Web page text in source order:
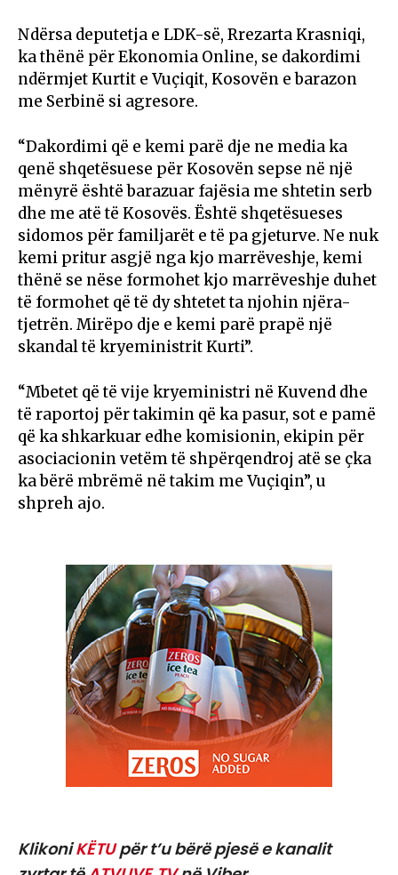
Ndërsa deputetja e LDK-së, Rrezarta Krasniqi,
ka thënë për Ekonomia Online, se dakordimi
ndërmjet Kurtit e Vuçiqit, Kosovën e barazon
me Serbinë si agresore.
“Dakordimi që e kemi parë dje ne media ka
qenë shqetësuese për Kosovën sepse në një
mënyrë është barazuar fajësia me shtetin serb
dhe me atë të Kosovës. Është shqetësueses
sidomos për familjarët e të pa gjeturve. Ne nuk
kemi pritur asgjë nga kjo marrëveshje, kemi
thënë se nëse formohet kjo marrëveshje duhet
të formohet që të dy shtetet ta njohin njëra-
tjetrën. Mirëpo dje e kemi parë prapë një
skandal të kryeministrit Kurti”.
“Mbetet që të vije kryeministri në Kuvend dhe
të raportoj për takimin që ka pasur, sot e pamë
që ka shkarkuar edhe komisionin, ekipin për
asociacionin vetëm të shpërqendroj atë se çka
ka bërë mbrëmë në takim me Vuçiqin”, u
shpreh ajo.
KlikoniKËTUpër t’u bërë pjesë e kanalit